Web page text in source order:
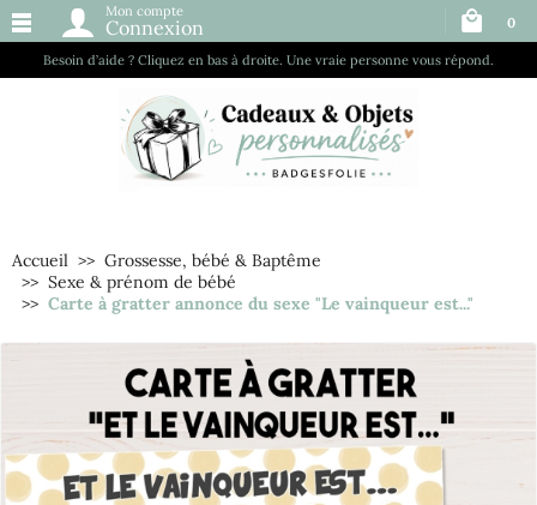
Besoin d’aide ? Cliquez en bas à droite. Une vraie personne vous répond.
Mon compte
Connexion 0
Accueil
Grossesse, bébé & Baptême
Sexe & prénom de bébé
Carte à gratter annonce du sexe "Le vainqueur est..."